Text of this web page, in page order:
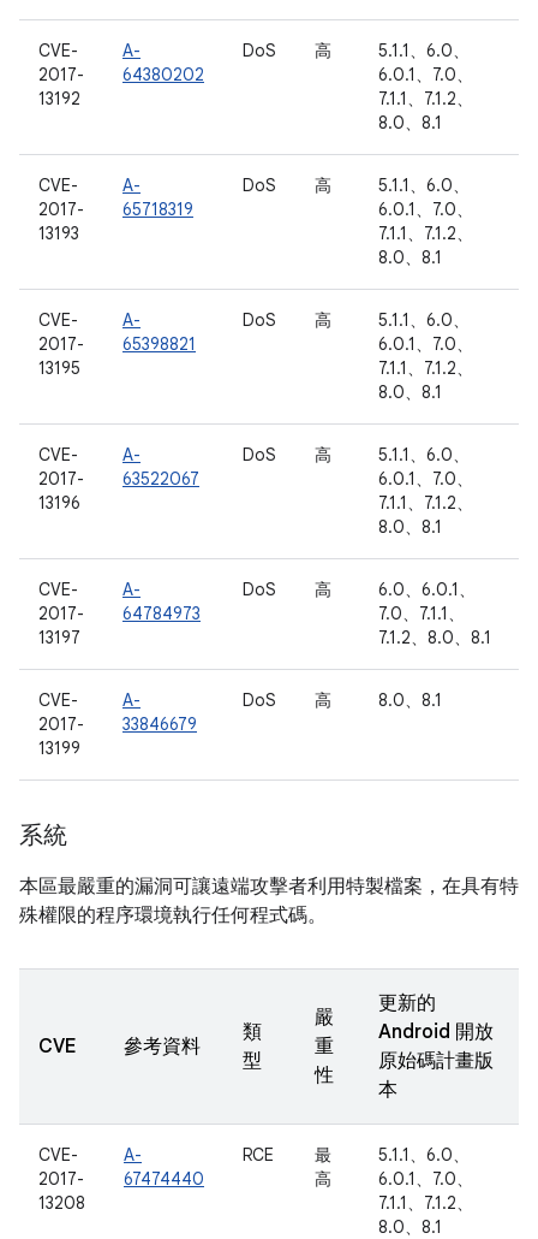
CVE-
2017-
13192
A-
64380202
DoS 高
5.1.1、6.0、
6.0.1、7.0、
7.1.1、7.1.2、
8.0、8.1
CVE-
2017-
13193
A-
65718319
DoS 高
5.1.1、6.0、
6.0.1、7.0、
7.1.1、7.1.2、
8.0、8.1
CVE-
2017-
13195
A-
65398821
DoS 高
5.1.1、6.0、
6.0.1、7.0、
7.1.1、7.1.2、
8.0、8.1
CVE-
2017-
13196
A-
63522067
DoS 高
5.1.1、6.0、
6.0.1、7.0、
7.1.1、7.1.2、
8.0、8.1
CVE-
2017-
13197
A-
64784973
DoS 高
6.0、6.0.1、
7.0、7.1.1、
7.1.2、8.0、8.1
CVE-
2017-
13199
A-
33846679
DoS 高 8.0、8.1
系統
本區最嚴重的漏洞可讓遠端攻擊者利用特製檔案，在具有特
殊權限的程序環境執行任何程式碼。
CVE 參考資料
類
型
嚴
重
性
更新的
Android 開放
原始碼計畫版
本
CVE-
2017-
13208
A-
67474440
RCE
最
高
5.1.1、6.0、
6.0.1、7.0、
7.1.1、7.1.2、
8.0、8.1